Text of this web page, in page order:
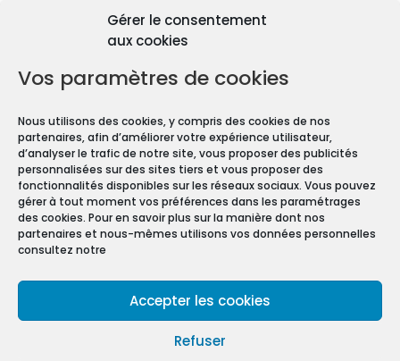
Gérer le consentement
aux cookies
Vos paramètres de cookies
Nous utilisons des cookies, y compris des cookies de nos
partenaires, afin d’améliorer votre expérience utilisateur,
d’analyser le trafic de notre site, vous proposer des publicités
personnalisées sur des sites tiers et vous proposer des
fonctionnalités disponibles sur les réseaux sociaux. Vous pouvez
gérer à tout moment vos préférences dans les paramétrages
des cookies. Pour en savoir plus sur la manière dont nos
partenaires et nous-mêmes utilisons vos données personnelles
consultez notre
Accepter les cookies
Refuser
Découvrir les diagnostics
Pourquoi les diagnostics
immobiliers sont
obligatoires ?
Carrez, les diagnostics immobiliers sont devenus
obligatoires pour toute transaction immobilière.
En effet, que vous vendiez ou louiez une maison
ou un appartement, vous devez constituer un
Dossier de Diagnostic Technique (DDT).
Mentions légales
Conditions Générales de Vente
Politique de cookies (UE)